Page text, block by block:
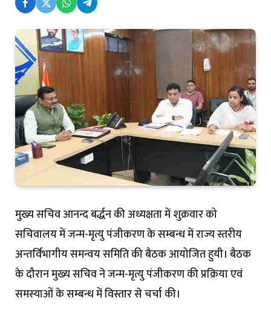
मुख्य सचिव आनन्द बर्द्धन की अध्यक्षता में शुक्रवार को
सचिवालय में जन्म-मृत्यु पंजीकरण के सम्बन्ध में राज्य स्तरीय
अन्तर्विभागीय समन्वय समिति की बैठक आयोजित हुयी। बैठक
के दौरान मुख्य सचिव ने जन्म-मृत्यु पंजीकरण की प्रक्रिया एवं
समस्याओं के सम्बन्ध में विस्तार से चर्चा की।